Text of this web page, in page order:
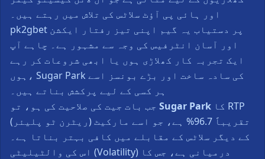
اور ہائی پی آؤٹ سلاٹس کی تلاش میں رہتے ہیں۔
pk2gbet پر دستیاب یہ گیم اپنی تیز رفتار ایکشن
اور آسان انٹرفیس کی وجہ سے مشہور ہے۔ چاہے آپ
ایک تجربہ کار کھلاڑی ہوں یا ابھی شروعات کر رہے
ہوں، Sugar Park کی سادہ ساخت اور بڑے بونسز اسے
ہر کسی کے لیے پرکشش بناتے ہیں۔
Sugar Park
(ریٹرن ٹو پلیئر) تقریباً 96.7% ہے، جو اسے مارکیٹ
کے دیگر سلاٹس کے مقابلے میں کافی بہتر بناتا ہے۔
اس کی والٹیلیٹی (Volatility) درمیانی ہے، جس کا